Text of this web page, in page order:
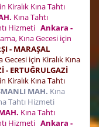
Kiralık Kına Tahtı
Kına Tahtı
Hizmeti Ankara -
Kına Gecesi için
- MARAŞAL
Gecesi için Kiralık Kına
- ERTUĞRULGAZİ
Kiralık Kına Tahtı
MAH. Kına
Tahtı Hizmeti
Kına Tahtı
Hizmeti Ankara -